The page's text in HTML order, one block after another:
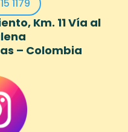
1179
Km. 11 Vía al
– Colombia